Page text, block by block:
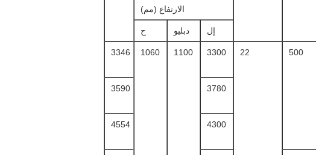
الارتفاع (مم)
إل دبليو ح
500
22
3300
1100
1060
3346
3780
3590
4300
4554